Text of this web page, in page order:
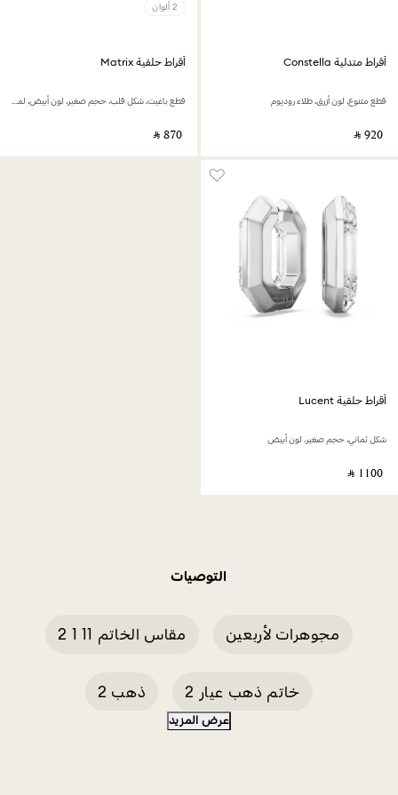
أقراط متدلية Constella
قطع متنوع، لون أزرق، طلاء روديوم
‎ ⃁ ⁦920⁩ ‎
2 ألوان
أقراط حلقية Matrix
قطع باغيت، شكل قلب، حجم صغير، لون أبيض، لمسة نهائية من الذهب عيار 18 قيراط
‎ ⃁ ⁦870⁩ ‎
أقراط حلقية Lucent
شكل ثماني، حجم صغير، لون أبيض
‎ ⃁ ⁦1100⁩ ‎
التوصيات
مجوهرات لأربعين مقاس الخاتم 11 1 2
خاتم ذهب عيار 2 ذهب 2
عرض المزيد